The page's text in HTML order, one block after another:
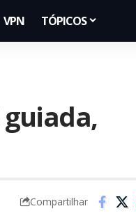
VPN TÓPICOS
guiada,
Compartilhar